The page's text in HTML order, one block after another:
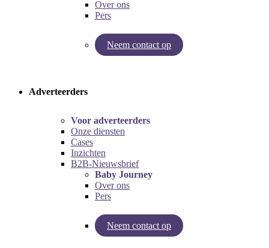
Over ons
Pers
Neem contact op
Try our pregnancy calculator!
Adverteerders
Voor adverteerders
Onze diensten
Cases
Inzichten
B2B-Nieuwsbrief
Baby Journey
Over ons
Pers
Neem contact op
Inzichten van Baby Journey